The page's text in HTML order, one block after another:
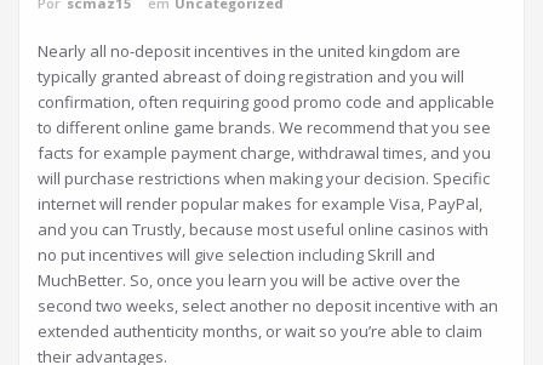
.: Santa Casa
:.
Misericórdia de
Azambuja
LER MAIS